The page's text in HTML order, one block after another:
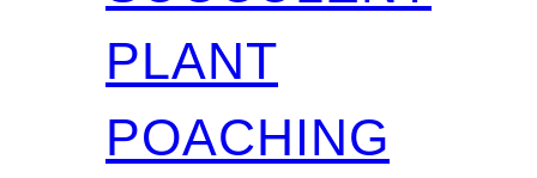
PLANT
POACHING